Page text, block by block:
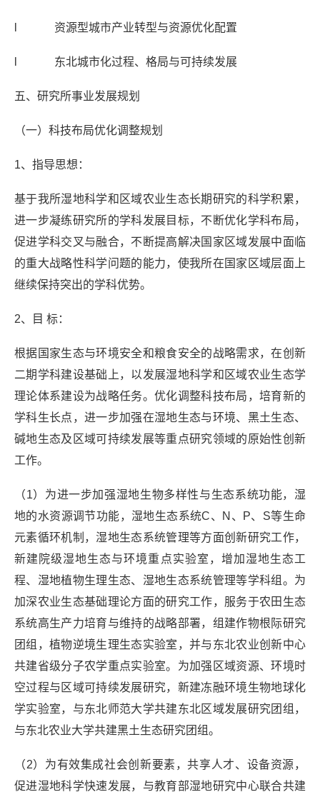
l 资源型城市产业转型与资源优化配置
l 东北城市化过程、格局与可持续发展
五、研究所事业发展规划
（一）科技布局优化调整规划
1、指导思想：
基于我所湿地科学和区域农业生态长期研究的科学积累，
进一步凝练研究所的学科发展目标，不断优化学科布局，
促进学科交叉与融合，不断提高解决国家区域发展中面临
的重大战略性科学问题的能力，使我所在国家区域层面上
继续保持突出的学科优势。
2、目 标：
根据国家生态与环境安全和粮食安全的战略需求，在创新
二期学科建设基础上，以发展湿地科学和区域农业生态学
理论体系建设为战略任务。优化调整科技布局，培育新的
学科生长点，进一步加强在湿地生态与环境、黑土生态、
碱地生态及区域可持续发展等重点研究领域的原始性创新
工作。
（1）为进一步加强湿地生物多样性与生态系统功能，湿
地的水资源调节功能，湿地生态系统C、N、P、S等生命
元素循环机制，湿地生态系统管理等方面创新研究工作，
新建院级湿地生态与环境重点实验室，增加湿地生态工
程、湿地植物生理生态、湿地生态系统管理等学科组。为
加深农业生态基础理论方面的研究工作，服务于农田生态
系统高生产力培育与维持的战略部署，组建作物根际研究
团组，植物逆境生理生态实验室，并与东北农业创新中心
共建省级分子农学重点实验室。为加强区域资源、环境时
空过程与区域可持续发展研究，新建冻融环境生物地球化
学实验室，与东北师范大学共建东北区域发展研究团组，
与东北农业大学共建黑土生态研究团组。
（2）为有效集成社会创新要素，共享人才、设备资源，
促进湿地科学快速发展，与教育部湿地研究中心联合共建